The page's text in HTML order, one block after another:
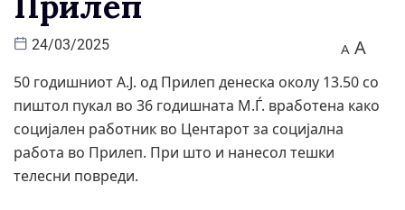
24/03/2025 A A
50 годишниот А.Ј. од Прилеп денеска околу 13.50 со
пиштол пукал во 36 годишната М.Ѓ. вработена како
социјален работник во Центарот за социјална
работа во Прилеп. При што и нанесол тешки
телесни повреди.